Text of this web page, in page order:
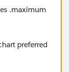
.maximum
preferred